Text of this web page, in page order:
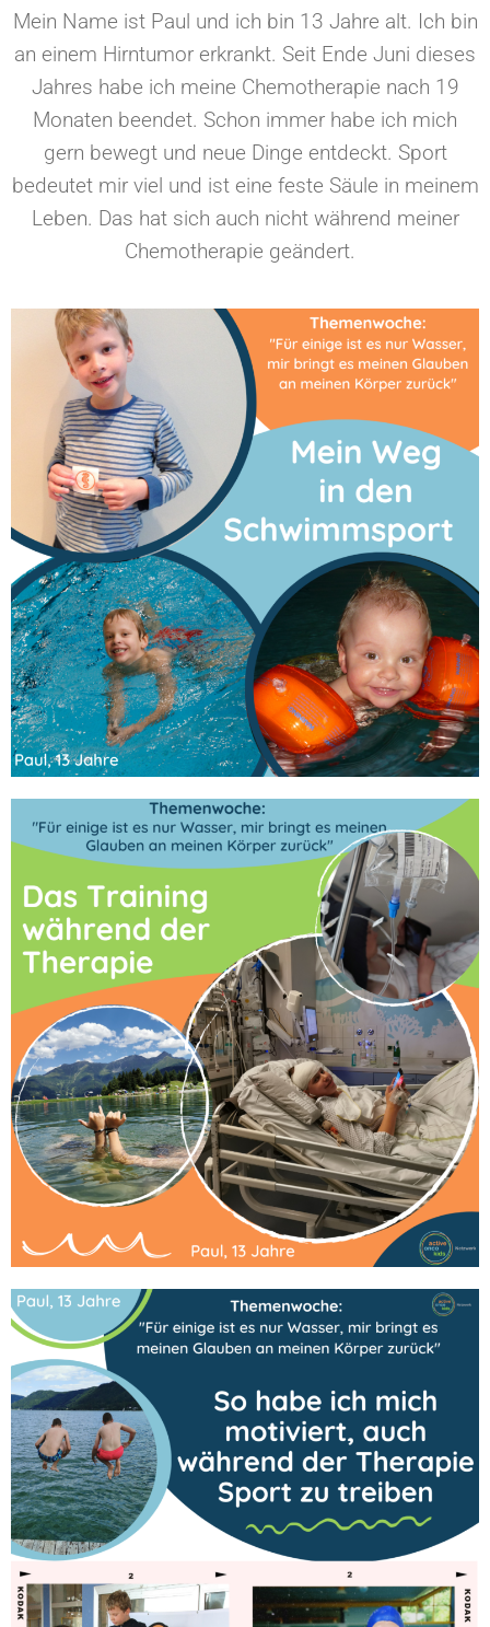
Mein Name ist Paul und ich bin 13 Jahre alt. Ich bin
an einem Hirntumor erkrankt. Seit Ende Juni dieses
Jahres habe ich meine Chemotherapie nach 19
Monaten beendet. Schon immer habe ich mich
gern bewegt und neue Dinge entdeckt. Sport
bedeutet mir viel und ist eine feste Säule in meinem
Leben. Das hat sich auch nicht während meiner
Chemotherapie geändert.